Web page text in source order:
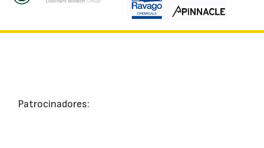
Patrocinadores: